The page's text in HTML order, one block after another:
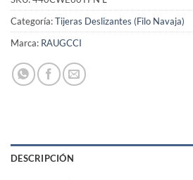
Categoría:Tijeras Deslizantes (Filo Navaja)
Marca: RAUGCCI
DESCRIPCIÓN